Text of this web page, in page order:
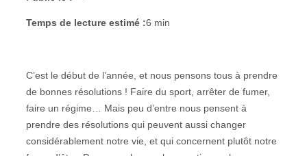
Temps de lecture estimé :6 min
C’est le début de l’année, et nous pensons tous à prendre
de bonnes résolutions ! Faire du sport, arrêter de fumer,
faire un régime… Mais peu d’entre nous pensent à
prendre des résolutions qui peuvent aussi changer
considérablement notre vie, et qui concernent plutôt notre